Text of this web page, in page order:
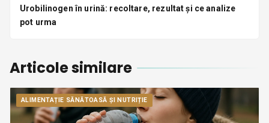
Urobilinogen în urină: recoltare, rezultat și ce analize
pot urma
Articole similare
ALIMENTAȚIE SĂNĂTOASĂ ȘI NUTRIȚIE